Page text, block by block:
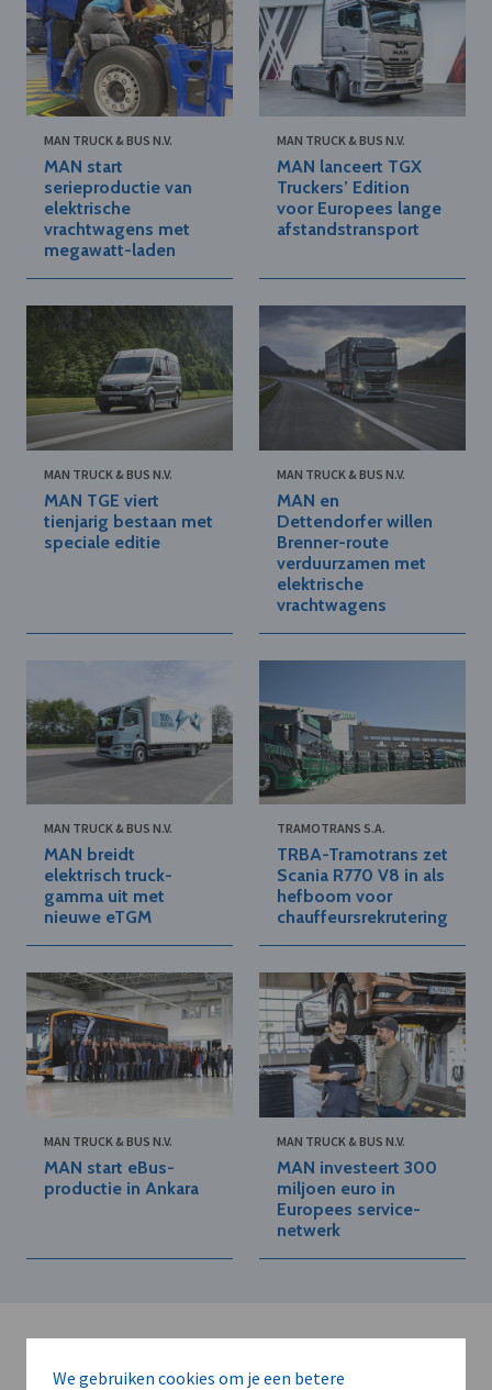
We gebruiken cookies om je een betere
MAN TRUCK & BUS N.V.
MAN start
serieproductie van
elektrische
vrachtwagens met
megawatt-laden
MAN TRUCK & BUS N.V.
MAN lanceert TGX
Truckers’ Edition
voor Europees lange
afstandstransport
MAN TRUCK & BUS N.V.
MAN TGE viert
tienjarig bestaan met
speciale editie
MAN TRUCK & BUS N.V.
MAN en
Dettendorfer willen
Brenner-route
verduurzamen met
elektrische
vrachtwagens
MAN TRUCK & BUS N.V.
MAN breidt
elektrisch truck-
gamma uit met
nieuwe eTGM
TRAMOTRANS S.A.
TRBA-Tramotrans zet
Scania R770 V8 in als
hefboom voor
chauffeursrekrutering
MAN TRUCK & BUS N.V.
MAN start eBus-
productie in Ankara
MAN TRUCK & BUS N.V.
MAN investeert 300
miljoen euro in
Europees service-
netwerk